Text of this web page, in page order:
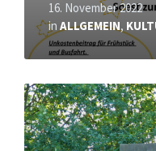
16. November 2022
in ALLGEMEIN,
Mehr
erfahren